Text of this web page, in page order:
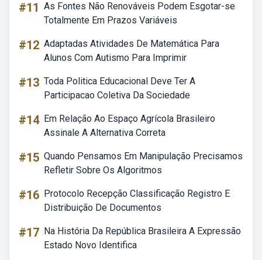
#11 As Fontes Não Renováveis Podem Esgotar-se
Totalmente Em Prazos Variáveis
#12 Adaptadas Atividades De Matemática Para
Alunos Com Autismo Para Imprimir
#13 Toda Politica Educacional Deve Ter A
Participacao Coletiva Da Sociedade
#14 Em Relação Ao Espaço Agrícola Brasileiro
Assinale A Alternativa Correta
#15 Quando Pensamos Em Manipulação Precisamos
Refletir Sobre Os Algoritmos
#16 Protocolo Recepção Classificação Registro E
Distribuição De Documentos
#17 Na História Da República Brasileira A Expressão
Estado Novo Identifica